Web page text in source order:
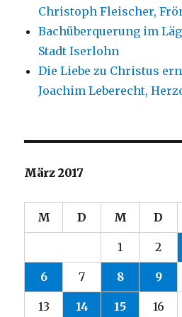
Christoph Fleischer,
Bachüberquerung im
Stadt Iserlohn
Die Liebe zu Christus
Joachim Leberecht,
März 2017
M D M D
1 2
6 7 8 9
13 14 15 16